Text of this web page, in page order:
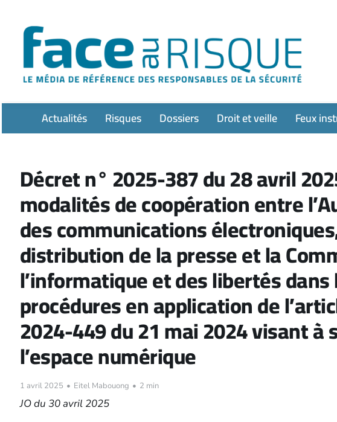
contenu
Actualités Risques Dossiers Droit et veille Feux
Décret n° 2025-387 du 28 avril
modalités de coopération entre
des communications
distribution de la presse et la
l’informatique et des libertés
procédures en application de
2024-449 du 21 mai 2024 visant
l’espace numérique
1 avril 2025 • Eitel Mabouong • 2 min
JO du 30 avril 2025